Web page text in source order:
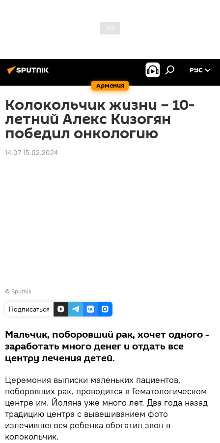
Армения
РУС
Колокольчик жизни – 10-
летний Алекс Кизогян
победил онкологию
14:07 15.02.2024
© Sputnik
Подписаться
Мальчик, поборовший рак, хочет одного -
заработать много денег и отдать все
центру лечения детей.
Церемония выписки маленьких пациентов,
поборовших рак, проводится в Гематологическом
центре им. Йоляна уже много лет. Два года назад
традицию центра с вывешиванием фото
излечившегося ребенка обогатил звон в
колокольчик.